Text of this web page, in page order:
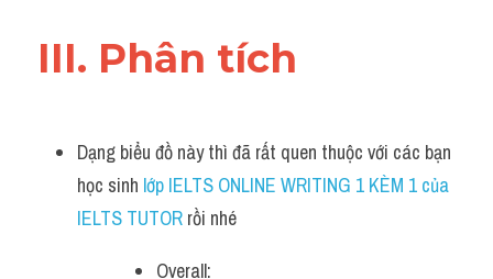
III. Phân tích
Dạng biểu đồ này thì đã rất quen thuộc với các bạn
học sinh lớp IELTS ONLINE WRITING 1 KÈM 1 của
IELTS TUTOR rồi nhé
Overall: